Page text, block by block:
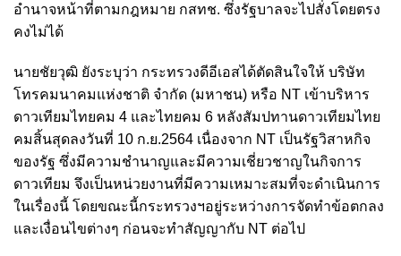
อำนาจหน้าที่ตามกฎหมาย กสทช. ซึ่งรัฐบาลจะไปสั่งโดยตรง
คงไม่ได้
นายชัยวุฒิ ยังระบุว่า กระทรวงดีอีเอสได้ตัดสินใจให้ บริษัท
โทรคมนาคมแห่งชาติ จำกัด (มหาชน) หรือ NT เข้าบริหาร
ดาวเทียมไทยคม 4 และไทยคม 6 หลังสัมปทานดาวเทียมไทย
คมสิ้นสุดลงวันที่ 10 ก.ย.2564 เนื่องจาก NT เป็นรัฐวิสาหกิจ
ของรัฐ ซึ่งมีความชำนาญและมีความเชี่ยวชาญในกิจการ
ดาวเทียม จึงเป็นหน่วยงานที่มีความเหมาะสมที่จะดำเนินการ
ในเรื่องนี้ โดยขณะนี้กระทรวงฯอยู่ระหว่างการจัดทำข้อตกลง
และเงื่อนไขต่างๆ ก่อนจะทำสัญญากับ NT ต่อไป